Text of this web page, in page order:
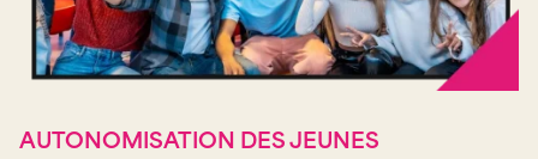
AUTONOMISATION DES JEUNES